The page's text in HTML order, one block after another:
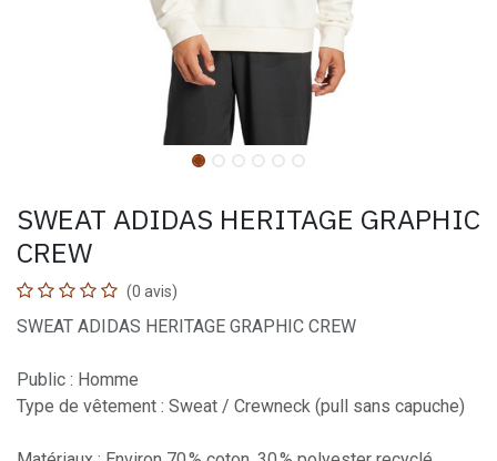
SWEAT ADIDAS HERITAGE GRAPHIC
CREW
(0 avis)
SWEAT ADIDAS HERITAGE GRAPHIC CREW
Public : Homme
Type de vêtement : Sweat / Crewneck (pull sans capuche)